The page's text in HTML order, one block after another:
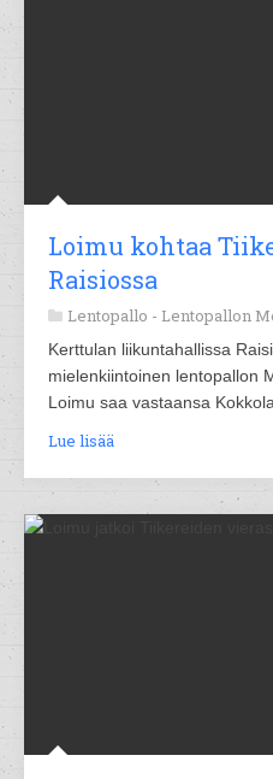
Loimu kohtaa
Raisiossa
Lentopallo - Lentopallon
Kerttulan liikuntahallissa
mielenkiintoinen lentopallon
Loimu saa vastaansa
Lue lisää